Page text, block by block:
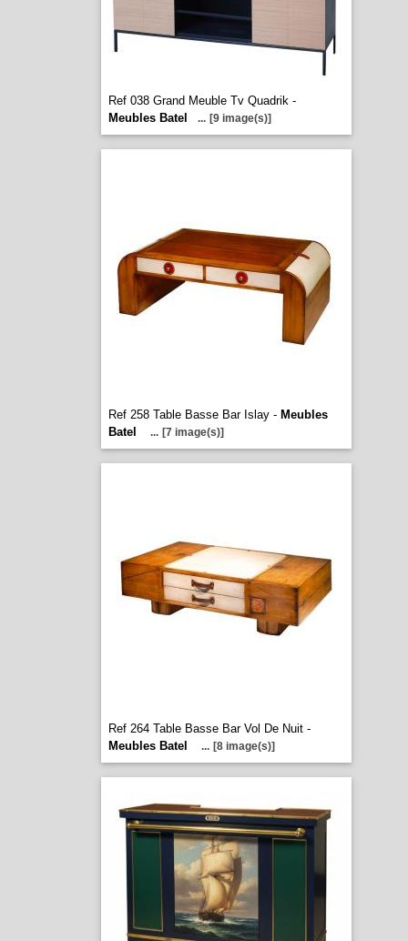
Ref 038 Grand Meuble Tv Quadrik -
Meubles Batel
... [9 image(s)]
Ref 258 Table Basse Bar Islay - Meubles
Batel
... [7 image(s)]
Ref 264 Table Basse Bar Vol De Nuit -
Meubles Batel
... [8 image(s)]